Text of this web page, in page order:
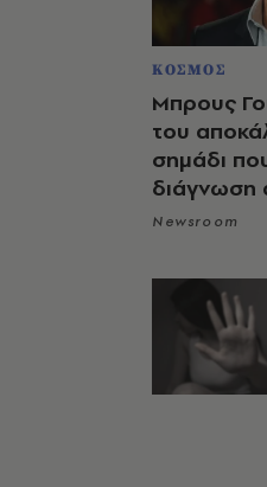
ΚΟΣΜΟΣ
Μπρους
του
σημάδι
διάγνωση
Newsroom